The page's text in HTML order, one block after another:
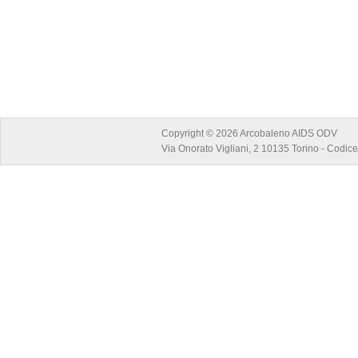
Copyright © 2026 Arcobaleno AIDS ODV
Via Onorato Vigliani, 2 10135 Torino -